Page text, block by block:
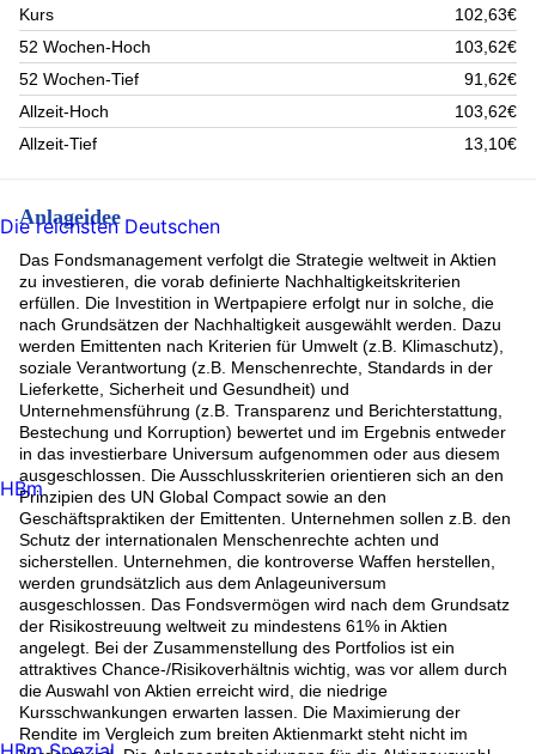
Kurs
102,63€
52 Wochen-Hoch
103,62€
52 Wochen-Tief
91,62€
Allzeit-Hoch
103,62€
Allzeit-Tief
13,10€
Anlageidee
Das Fondsmanagement verfolgt die Strategie weltweit in Aktien
zu investieren, die vorab definierte Nachhaltigkeitskriterien
erfüllen. Die Investition in Wertpapiere erfolgt nur in solche, die
nach Grundsätzen der Nachhaltigkeit ausgewählt werden. Dazu
werden Emittenten nach Kriterien für Umwelt (z.B. Klimaschutz),
soziale Verantwortung (z.B. Menschenrechte, Standards in der
Lieferkette, Sicherheit und Gesundheit) und
Unternehmensführung (z.B. Transparenz und Berichterstattung,
Bestechung und Korruption) bewertet und im Ergebnis entweder
in das investierbare Universum aufgenommen oder aus diesem
ausgeschlossen. Die Ausschlusskriterien orientieren sich an den
Prinzipien des UN Global Compact sowie an den
Geschäftspraktiken der Emittenten. Unternehmen sollen z.B. den
Schutz der internationalen Menschenrechte achten und
sicherstellen. Unternehmen, die kontroverse Waffen herstellen,
werden grundsätzlich aus dem Anlageuniversum
ausgeschlossen. Das Fondsvermögen wird nach dem Grundsatz
der Risikostreuung weltweit zu mindestens 61% in Aktien
angelegt. Bei der Zusammenstellung des Portfolios ist ein
attraktives Chance-/Risikoverhältnis wichtig, was vor allem durch
die Auswahl von Aktien erreicht wird, die niedrige
Kursschwankungen erwarten lassen. Die Maximierung der
Rendite im Vergleich zum breiten Aktienmarkt steht nicht im
Die reichsten Deutschen
HBm